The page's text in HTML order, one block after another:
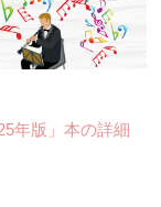
年版」本の詳細